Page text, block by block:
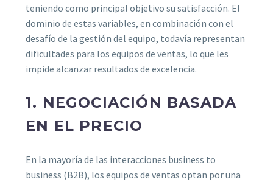
teniendo como principal objetivo su satisfacción. El
dominio de estas variables, en combinación con el
desafío de la gestión del equipo, todavía representan
dificultades para los equipos de ventas, lo que les
impide alcanzar resultados de excelencia.
1. NEGOCIACIÓN BASADA
EN EL PRECIO
En la mayoría de las interacciones business to
business (B2B), los equipos de ventas optan por una